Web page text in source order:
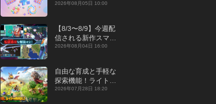
オフライン対応あり
2026年08月05日 10:00
【8/3〜8/9】今週配
信される新作スマホ
ゲームをまとめてお
2026年08月04日 16:00
自由な育成と手軽な
探索機能！ライトカ
ジュアルMMORPG
2026年07月28日 18:20